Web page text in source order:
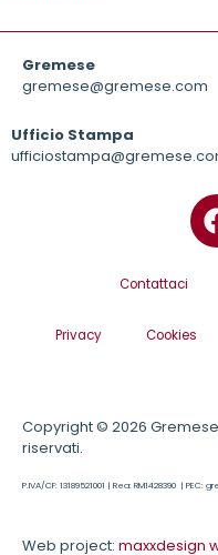
Gremese
gremese@gremese.com
Ufficio Stampa
Contattaci
Privacy Cookies
Copyright © 2026 Gremese
riservati.
P.IVA/CF: 13189521001 | Rea: RM1428390 |
Web project: maxxdesign